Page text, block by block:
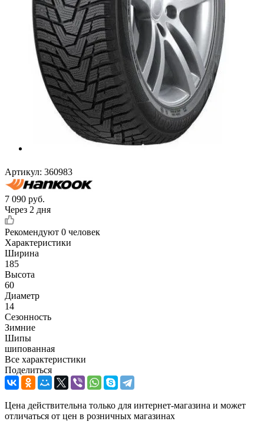
Артикул: 360983
7 090 руб.
Через 2 дня
Рекомендуют 0 человек
Характеристики
Ширина
185
Высота
60
Диаметр
14
Сезонность
Зимние
Шипы
шипованная
Все характеристики
Поделиться
Цена действительна только для интернет-магазина и может
отличаться от цен в розничных магазинах